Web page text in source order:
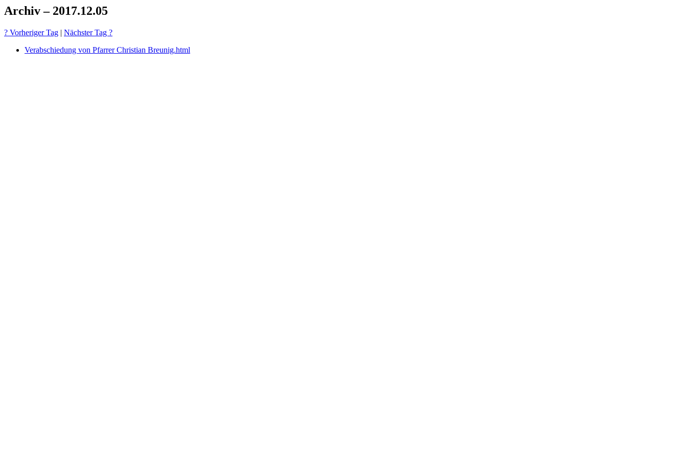
Archiv – 2017.12.05
? Vorheriger Tag | Nächster Tag ?
Verabschiedung von Pfarrer Christian Breunig.html